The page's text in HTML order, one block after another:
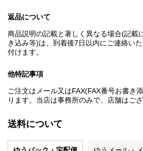
返品について
商品説明の記載と著しく異なる場合(記載
き込み等)は、到着後7日以内にご連絡い
付けます。
他特記事項
ご注文はメール又はFAX(FAX番号お書き
ります。当店は事務所のみで、店舗はござ
送料について